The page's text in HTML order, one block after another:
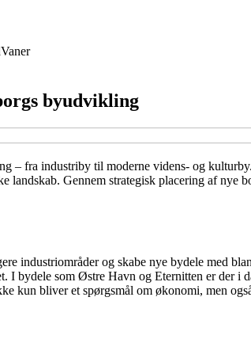
Vaner
byudvikling
– fra industriby til moderne videns- og
landskab. Gennem strategisk placering af
industriområder og skabe nye bydele med
I bydele som Østre Havn og Eternitten er der i
kun bliver et spørgsmål om økonomi, men